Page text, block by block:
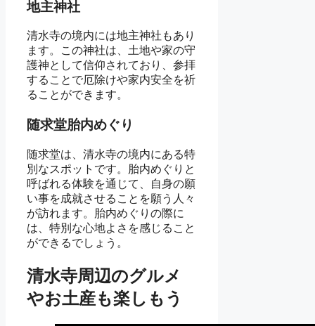
地主神社
清水寺の境内には地主神社もあり
ます。この神社は、土地や家の守
護神として信仰されており、参拝
することで厄除けや家内安全を祈
ることができます。
随求堂胎内めぐり
随求堂は、清水寺の境内にある特
別なスポットです。胎内めぐりと
呼ばれる体験を通じて、自身の願
い事を成就させることを願う人々
が訪れます。胎内めぐりの際に
は、特別な心地よさを感じること
ができるでしょう。
清水寺周辺のグルメ
やお土産も楽しもう